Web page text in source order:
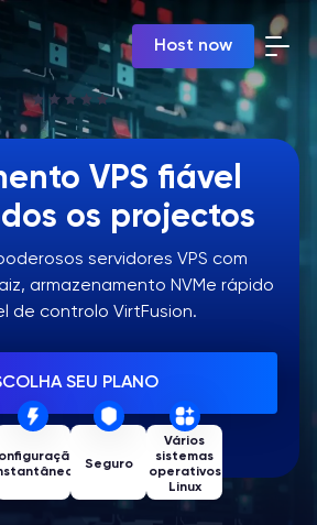
Host now
& payments
server
OFF
VPS fiável
os projectos
servidores VPS com
armazenamento NVMe rápido
de controlo VirtFusion.
SEU PLANO
Seguro
Vários
sistemas
operativos
Linux